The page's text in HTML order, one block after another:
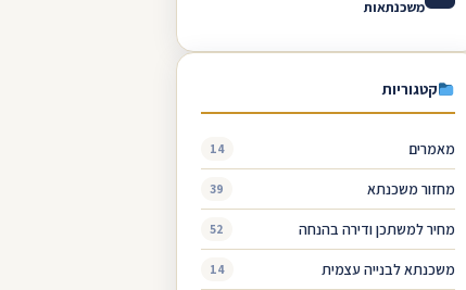
משכנתאות
קטגוריות
מאמרים 14
מחזור משכנתא 39
מחיר למשתכן ודירה בהנחה 52
משכנתא לבנייה עצמית 14